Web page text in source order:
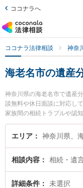
ココナラへ
ココナラ法律相談 神奈
海老名市の遺産
神奈川県の海老名市で遺産
談無料や休日面談に対応し
家族間の相続トラブルや認
検索もでき便利です。特に
スの市之瀬 龍和弁護士やし
停のトラブル解決の実績豊
遺産分割調停を法律相談で
お困りの相談者さんにおす
エリア 神奈川県、
相談内容 相続・遺
詳細条件 未選択